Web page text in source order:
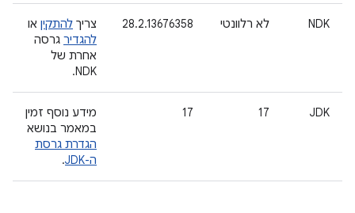
NDK לא רלוונטי 28.2.13676358 צריך להתקין או
להגדיר גרסה
אחרת של
NDK.
JDK
17
17
מידע נוסף זמין
במאמר בנושא
הגדרת גרסת
ה-JDK
.